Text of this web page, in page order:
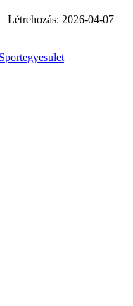
Létrehozás: 2026-04-07